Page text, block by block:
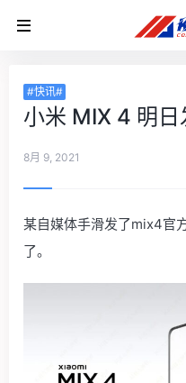
#快讯#
小米 MIX 4 明
8月 9, 2021
某自媒体手滑发了mix4官
了。